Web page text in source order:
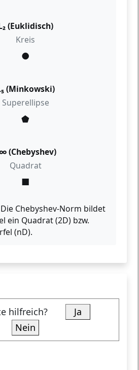
(Euklidisch)
Kreis
●
(Minkowski)
Superellipse
⬟
(Chebyshev)
Quadrat
■
Die Chebyshev-Norm bildet
ein Quadrat (2D) bzw.
(nD).
hilfreich?
Ja
Nein